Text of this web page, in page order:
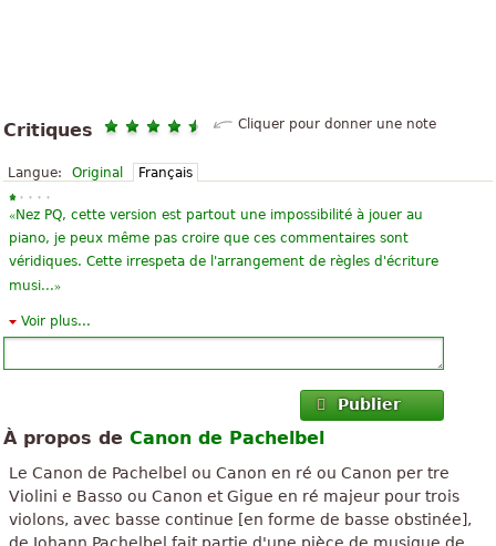
Critiques Cliquer pour donner une note
Langue: Original Français
«Nez PQ, cette version est partout une impossibilité à jouer au
piano, je peux même pas croire que ces commentaires sont
véridiques. Cette irrespeta de l'arrangement de règles d'écriture
musi...»
« c'est un grand classique que tout musicien aime savoir jouer
«Grande partition, facilement lues et exécutées. Certainement un
grand morceau d'apprendre ! Un peu plus difficile que d'autres
versions j'ai appris, donc dans l'ensemble très agr...»
« belle musique...l'Ecoute en permanence...fait rêver... Cependant
ce score je pense qu'il fait bien mais un peu trop dur...... ! 3 <»
C’est très difficile à apprendre et nécessite beaucoup de doigté
Voir plus...
Publier
À propos de Canon de Pachelbel
Le Canon de Pachelbel ou Canon en ré ou Canon per tre
Violini e Basso ou Canon et Gigue en ré majeur pour trois
violons, avec basse continue [en forme de basse obstinée],
de Johann Pachelbel fait partie d'une pièce de musique de